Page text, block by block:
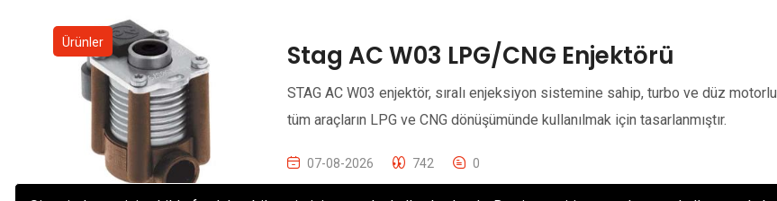
Ürünler Stag AC W03 LPG/CNG Enjektörü
STAG AC W03 enjektör, sıralı enjeksiyon sistemine sahip, turbo ve düz motorlu
tüm araçların LPG ve CNG dönüşümünde kullanılmak için tasarlanmıştır.
07-08-2026 742 0